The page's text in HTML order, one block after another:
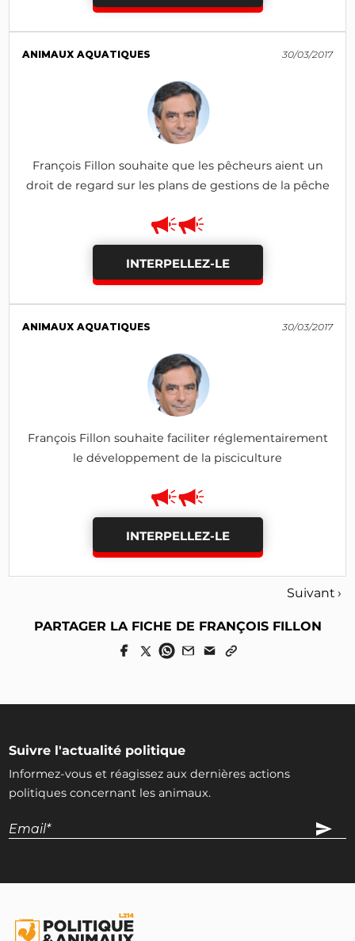
ANIMAUX AQUATIQUES 30/03/2017
François Fillon souhaite que les pêcheurs aient un
droit de regard sur les plans de gestions de la pêche
INTERPELLEZ-LE
ANIMAUX AQUATIQUES 30/03/2017
François Fillon souhaite faciliter réglementairement
le développement de la pisciculture
INTERPELLEZ-LE
Suivant ›
PARTAGER LA FICHE DE FRANÇOIS FILLON
Suivre l'actualité politique
Informez-vous et réagissez aux dernières actions
politiques concernant les animaux.